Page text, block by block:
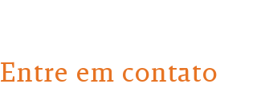
Entre em contato